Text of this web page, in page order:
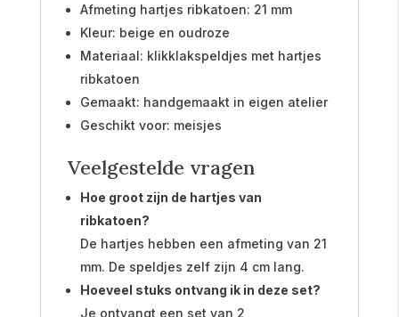
Afmeting hartjes ribkatoen: 21 mm
Kleur: beige en oudroze
Materiaal: klikklakspeldjes met hartjes
ribkatoen
Gemaakt: handgemaakt in eigen atelier
Geschikt voor: meisjes
Veelgestelde vragen
Hoe groot zijn de hartjes van
ribkatoen?
De hartjes hebben een afmeting van 21
mm. De speldjes zelf zijn 4 cm lang.
Hoeveel stuks ontvang ik in deze set?
Je ontvangt een set van 2